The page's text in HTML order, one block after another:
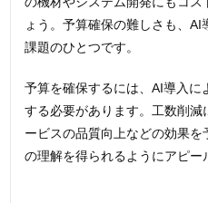
ょう。予算確保の難しさも、
課題のひとつです。
予算を確保するには、AI導入
する必要があります。工数削
ービスの品質向上などの効果
の理解を得られるようにアピー